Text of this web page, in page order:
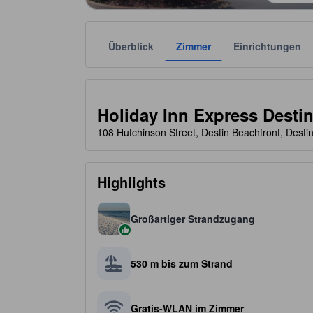
Überblick Zimmer Einrichtungen
Holiday Inn Express
Die jeweilige Sternekategorie stammt von der
108 Hutchinson Street, Destin Beachfront,
Highlights
Großartiger Strandzugang
530 m bis zum Strand
Gratis-WLAN im Zimmer